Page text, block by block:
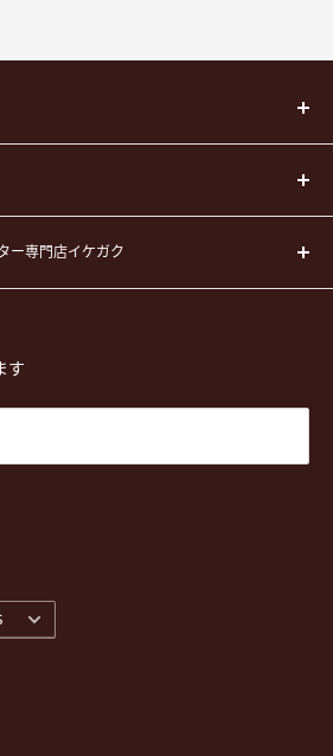
サリー
す
ー専門店イケガク
03-5952-1392
19:00 / 日,祝 11:00-18:00 (木曜定